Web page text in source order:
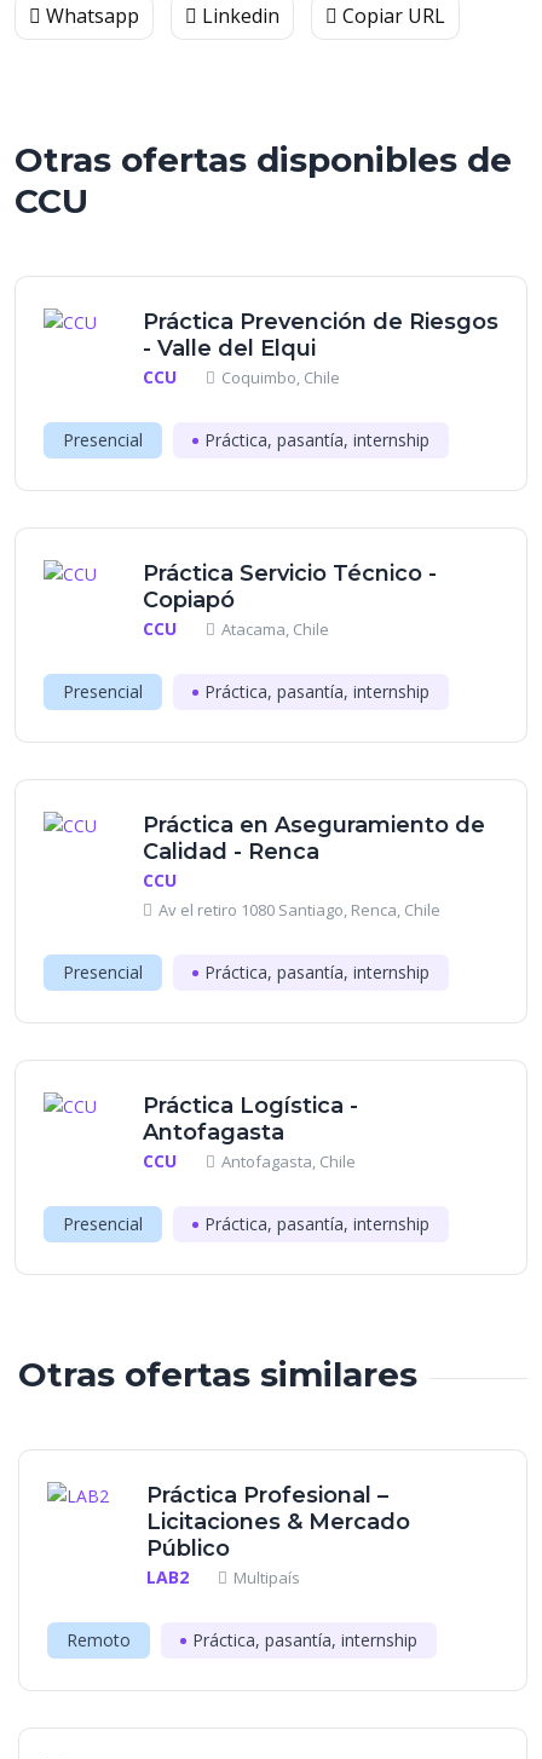
Whatsapp Linkedin Copiar URL
Otras ofertas disponibles de
CCU
Práctica Prevención de Riesgos
- Valle del Elqui
CCU Coquimbo, Chile
Presencial Práctica, pasantía, internship
Práctica Servicio Técnico -
Copiapó
CCU Atacama, Chile
Presencial Práctica, pasantía, internship
Práctica en Aseguramiento de
Calidad - Renca
CCU
Av el retiro 1080 Santiago, Renca, Chile
Presencial Práctica, pasantía, internship
Práctica Logística -
Antofagasta
CCU Antofagasta, Chile
Presencial Práctica, pasantía, internship
Otras ofertas similares
Práctica Profesional –
Licitaciones & Mercado
Público
LAB2 Multipaís
Remoto Práctica, pasantía, internship